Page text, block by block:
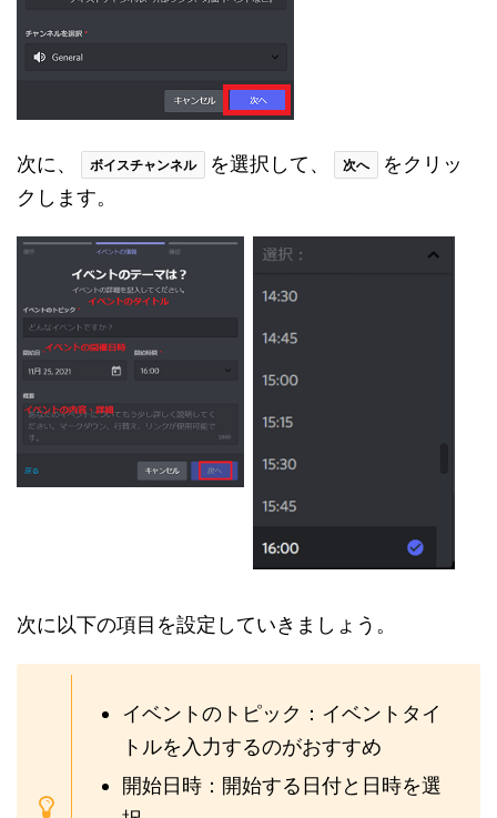
次に、 ボイスチャンネル を選択して、 次へ
をクリッ
クします。
次に以下の項目を設定していきましょう。
イベントのトピック：イベントタイ
トルを入力するのがおすすめ
開始日時：開始する日付と日時を選